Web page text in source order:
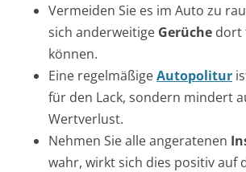
Vermeiden Sie es im Auto zu
sich anderweitige Gerüche dort
können.
Eine regelmäßigeAutopolitur
für den Lack, sondern mindert
Wertverlust.
Nehmen Sie alle angeratenen
wahr, wirkt sich dies positiv auf